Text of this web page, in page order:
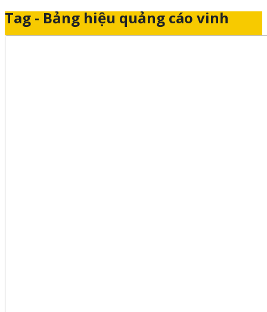
Tag - Bảng hiệu quảng cáo vinh